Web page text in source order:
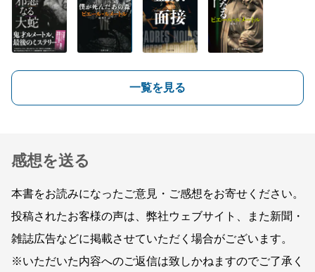
一覧を見る
感想を送る
本書をお読みになったご意見・ご感想をお寄せください。
投稿されたお客様の声は、弊社ウェブサイト、また新聞・
雑誌広告などに掲載させていただく場合がございます。
※いただいた内容へのご返信は致しかねますのでご了承く